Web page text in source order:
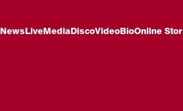
NewsLiveMediaDiscoVideoBioOnline